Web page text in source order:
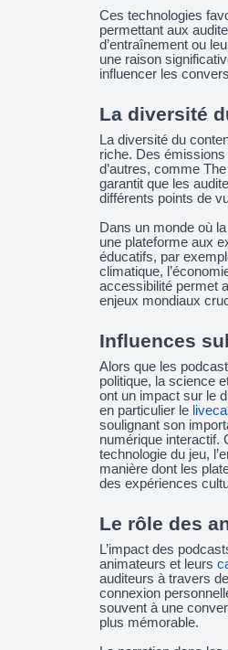
Ces technologies
permettant aux
d’entraînement ou
une raison
influencer les
La diversité
La diversité du
riche. Des émissions
d’autres, comme
garantit que les
différents points de
Dans un monde où
une plateforme aux
éducatifs, par
climatique,
accessibilité permet
enjeux mondiaux
Influences
Alors que les
politique, la science
ont un impact sur le
en particulier le
soulignant son
numérique interactif.
technologie du jeu,
manière dont les
des expériences
Le rôle des
L’impact des
animateurs et leurs
auditeurs à travers
connexion
souvent à une
plus mémorable.